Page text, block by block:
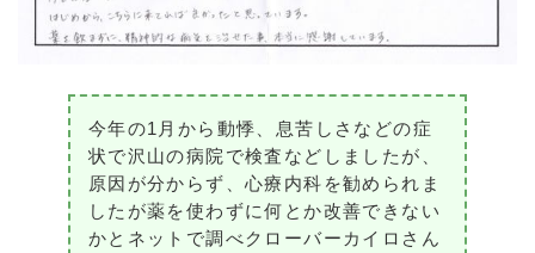
今年の1月から動悸、息苦しさなどの症
状で沢山の病院で検査などしましたが、
原因が分からず、心療内科を勧められま
したが薬を使わずに何とか改善できない
かとネットで調べクローバーカイロさん